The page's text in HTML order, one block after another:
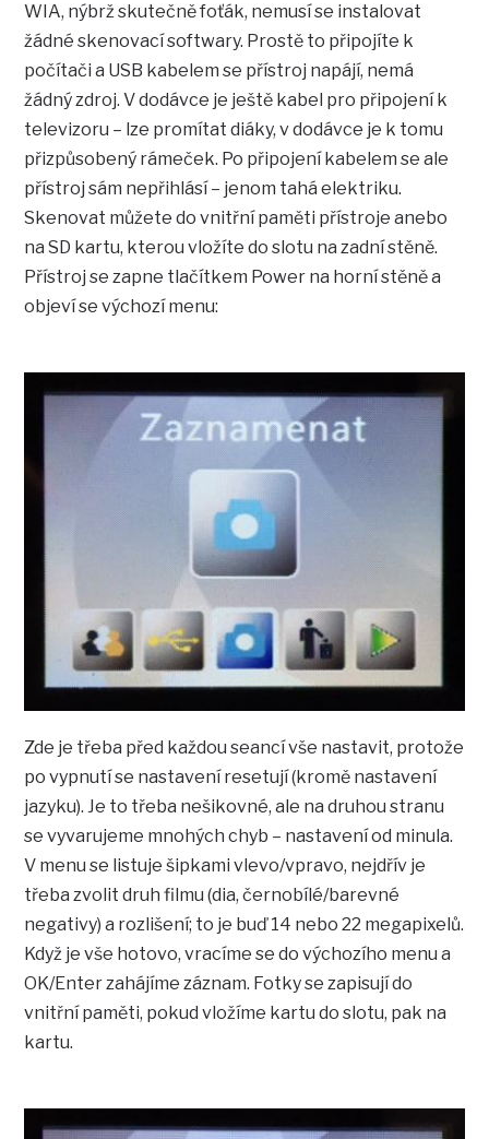
WIA, nýbrž skutečně foťák, nemusí se instalovat
žádné skenovací softwary. Prostě to připojíte k
počítači a USB kabelem se přístroj napájí, nemá
žádný zdroj. V dodávce je ještě kabel pro připojení k
televizoru – lze promítat diáky, v dodávce je k tomu
přizpůsobený rámeček. Po připojení kabelem se ale
přístroj sám nepřihlásí – jenom tahá elektriku.
Skenovat můžete do vnitřní paměti přístroje anebo
na SD kartu, kterou vložíte do slotu na zadní stěně.
Přístroj se zapne tlačítkem Power na horní stěně a
objeví se výchozí menu:
Zde je třeba před každou seancí vše nastavit, protože
po vypnutí se nastavení resetují (kromě nastavení
jazyku). Je to třeba nešikovné, ale na druhou stranu
se vyvarujeme mnohých chyb – nastavení od minula.
V menu se listuje šipkami vlevo/vpravo, nejdřív je
třeba zvolit druh filmu (dia, černobílé/barevné
negativy) a rozlišení; to je buď 14 nebo 22 megapixelů.
Když je vše hotovo, vracíme se do výchozího menu a
OK/Enter zahájíme záznam. Fotky se zapisují do
vnitřní paměti, pokud vložíme kartu do slotu, pak na
kartu.